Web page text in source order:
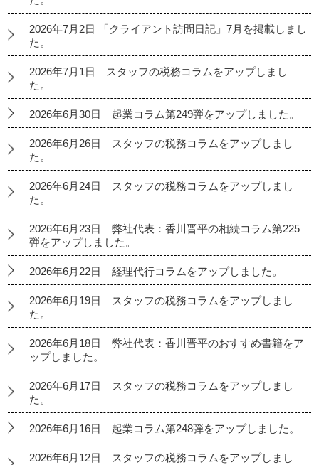
2026年7月2日 「クライアント訪問日記」7月を掲載しまし
た。
2026年7月1日 スタッフの税務コラムをアップしまし
た。
2026年6月30日 起業コラム第249弾をアップしました。
2026年6月26日 スタッフの税務コラムをアップしまし
た。
2026年6月24日 スタッフの税務コラムをアップしまし
た。
2026年6月23日 弊社代表：香川晋平の相続コラム第225
弾をアップしました。
2026年6月22日 経理代行コラムをアップしました。
2026年6月19日 スタッフの税務コラムをアップしまし
た。
2026年6月18日 弊社代表：香川晋平のおすすめ書籍をア
ップしました。
2026年6月17日 スタッフの税務コラムをアップしまし
た。
2026年6月16日 起業コラム第248弾をアップしました。
2026年6月12日 スタッフの税務コラムをアップしまし